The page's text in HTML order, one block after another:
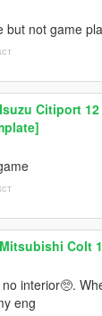
but not game
Isuzu Citiport
Mitsubishi Colt
interior🥺.
eng